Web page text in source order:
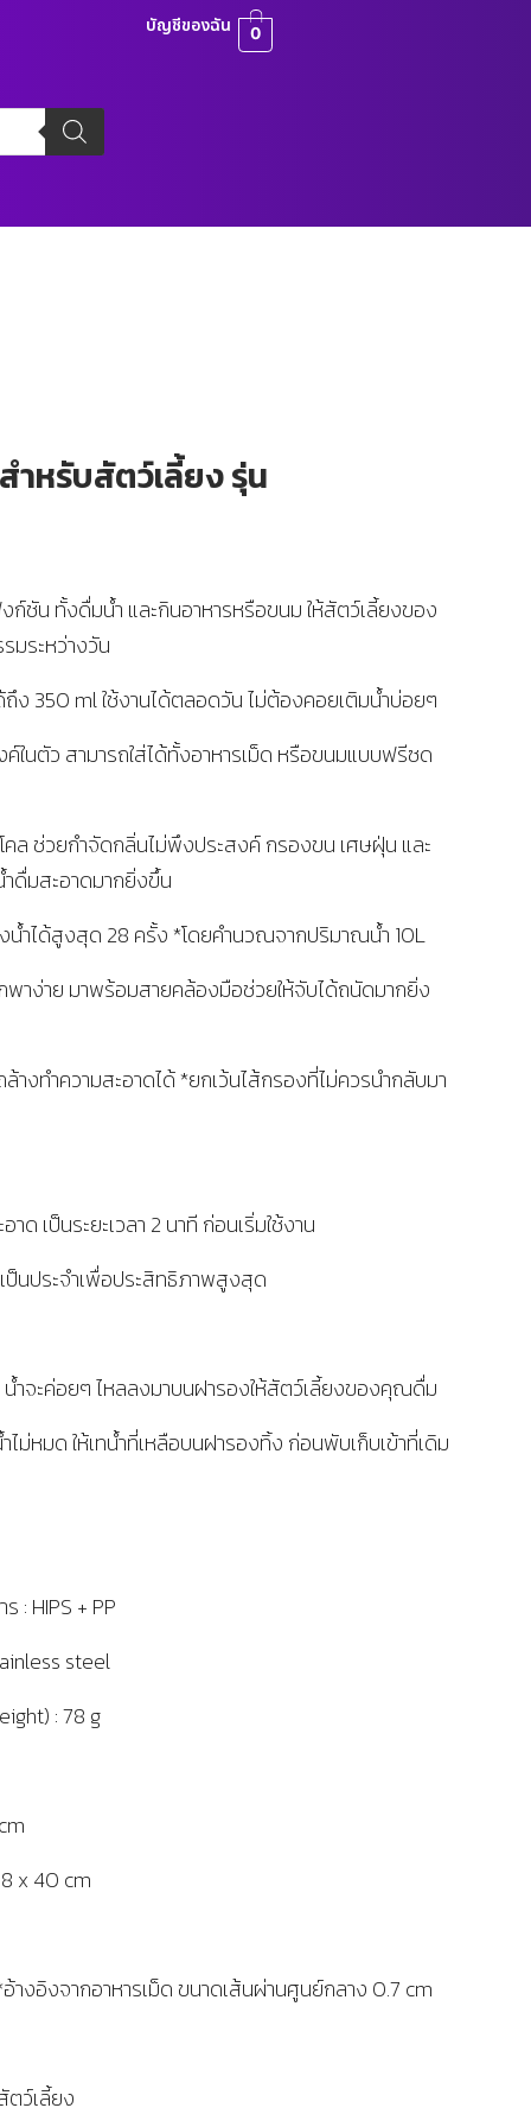
บัญชีของฉัน 0
หรับสัตว์เลี้ยง รุ่น
ก์ชัน ทั้งดื่มน้ำ และกินอาหารหรือขนม ให้สัตว์เลี้ยงของ
มระหว่างวัน
ถึง 350 ml ใช้งานได้ตลอดวัน ไม่ต้องคอยเติมน้ำบ่อยๆ
ในตัว สามารถใส่ได้ทั้งอาหารเม็ด หรือขนมแบบฟรีซด
คล ช่วยกำจัดกลิ่นไม่พึงประสงค์ กรองขน เศษฝุ่น และ
ดื่มสะอาดมากยิ่งขึ้น
น้ำได้สูงสุด 28 ครั้ง *โดยคำนวณจากปริมาณน้ำ 10L
าง่าย มาพร้อมสายคล้องมือช่วยให้จับได้ถนัดมากยิ่ง
างทำความสะอาดได้ *ยกเว้นไส้กรองที่ไม่ควรนำกลับมา
ด เป็นระยะเวลา 2 นาที ก่อนเริ่มใช้งาน
ป็นประจำเพื่อประสิทธิภาพสูงสุด
ำจะค่อยๆ ไหลลงมาบนฝารองให้สัตว์เลี้ยงของคุณดื่ม
ม่หมด ให้เทน้ำที่เหลือบนฝารองทิ้ง ก่อนพับเก็บเข้าที่เดิม
: HIPS + PP
steel
: 78 g
x 40 cm
างอิงจากอาหารเม็ด ขนาดเส้นผ่านศูนย์กลาง 0.7 cm
ว์เลี้ยง